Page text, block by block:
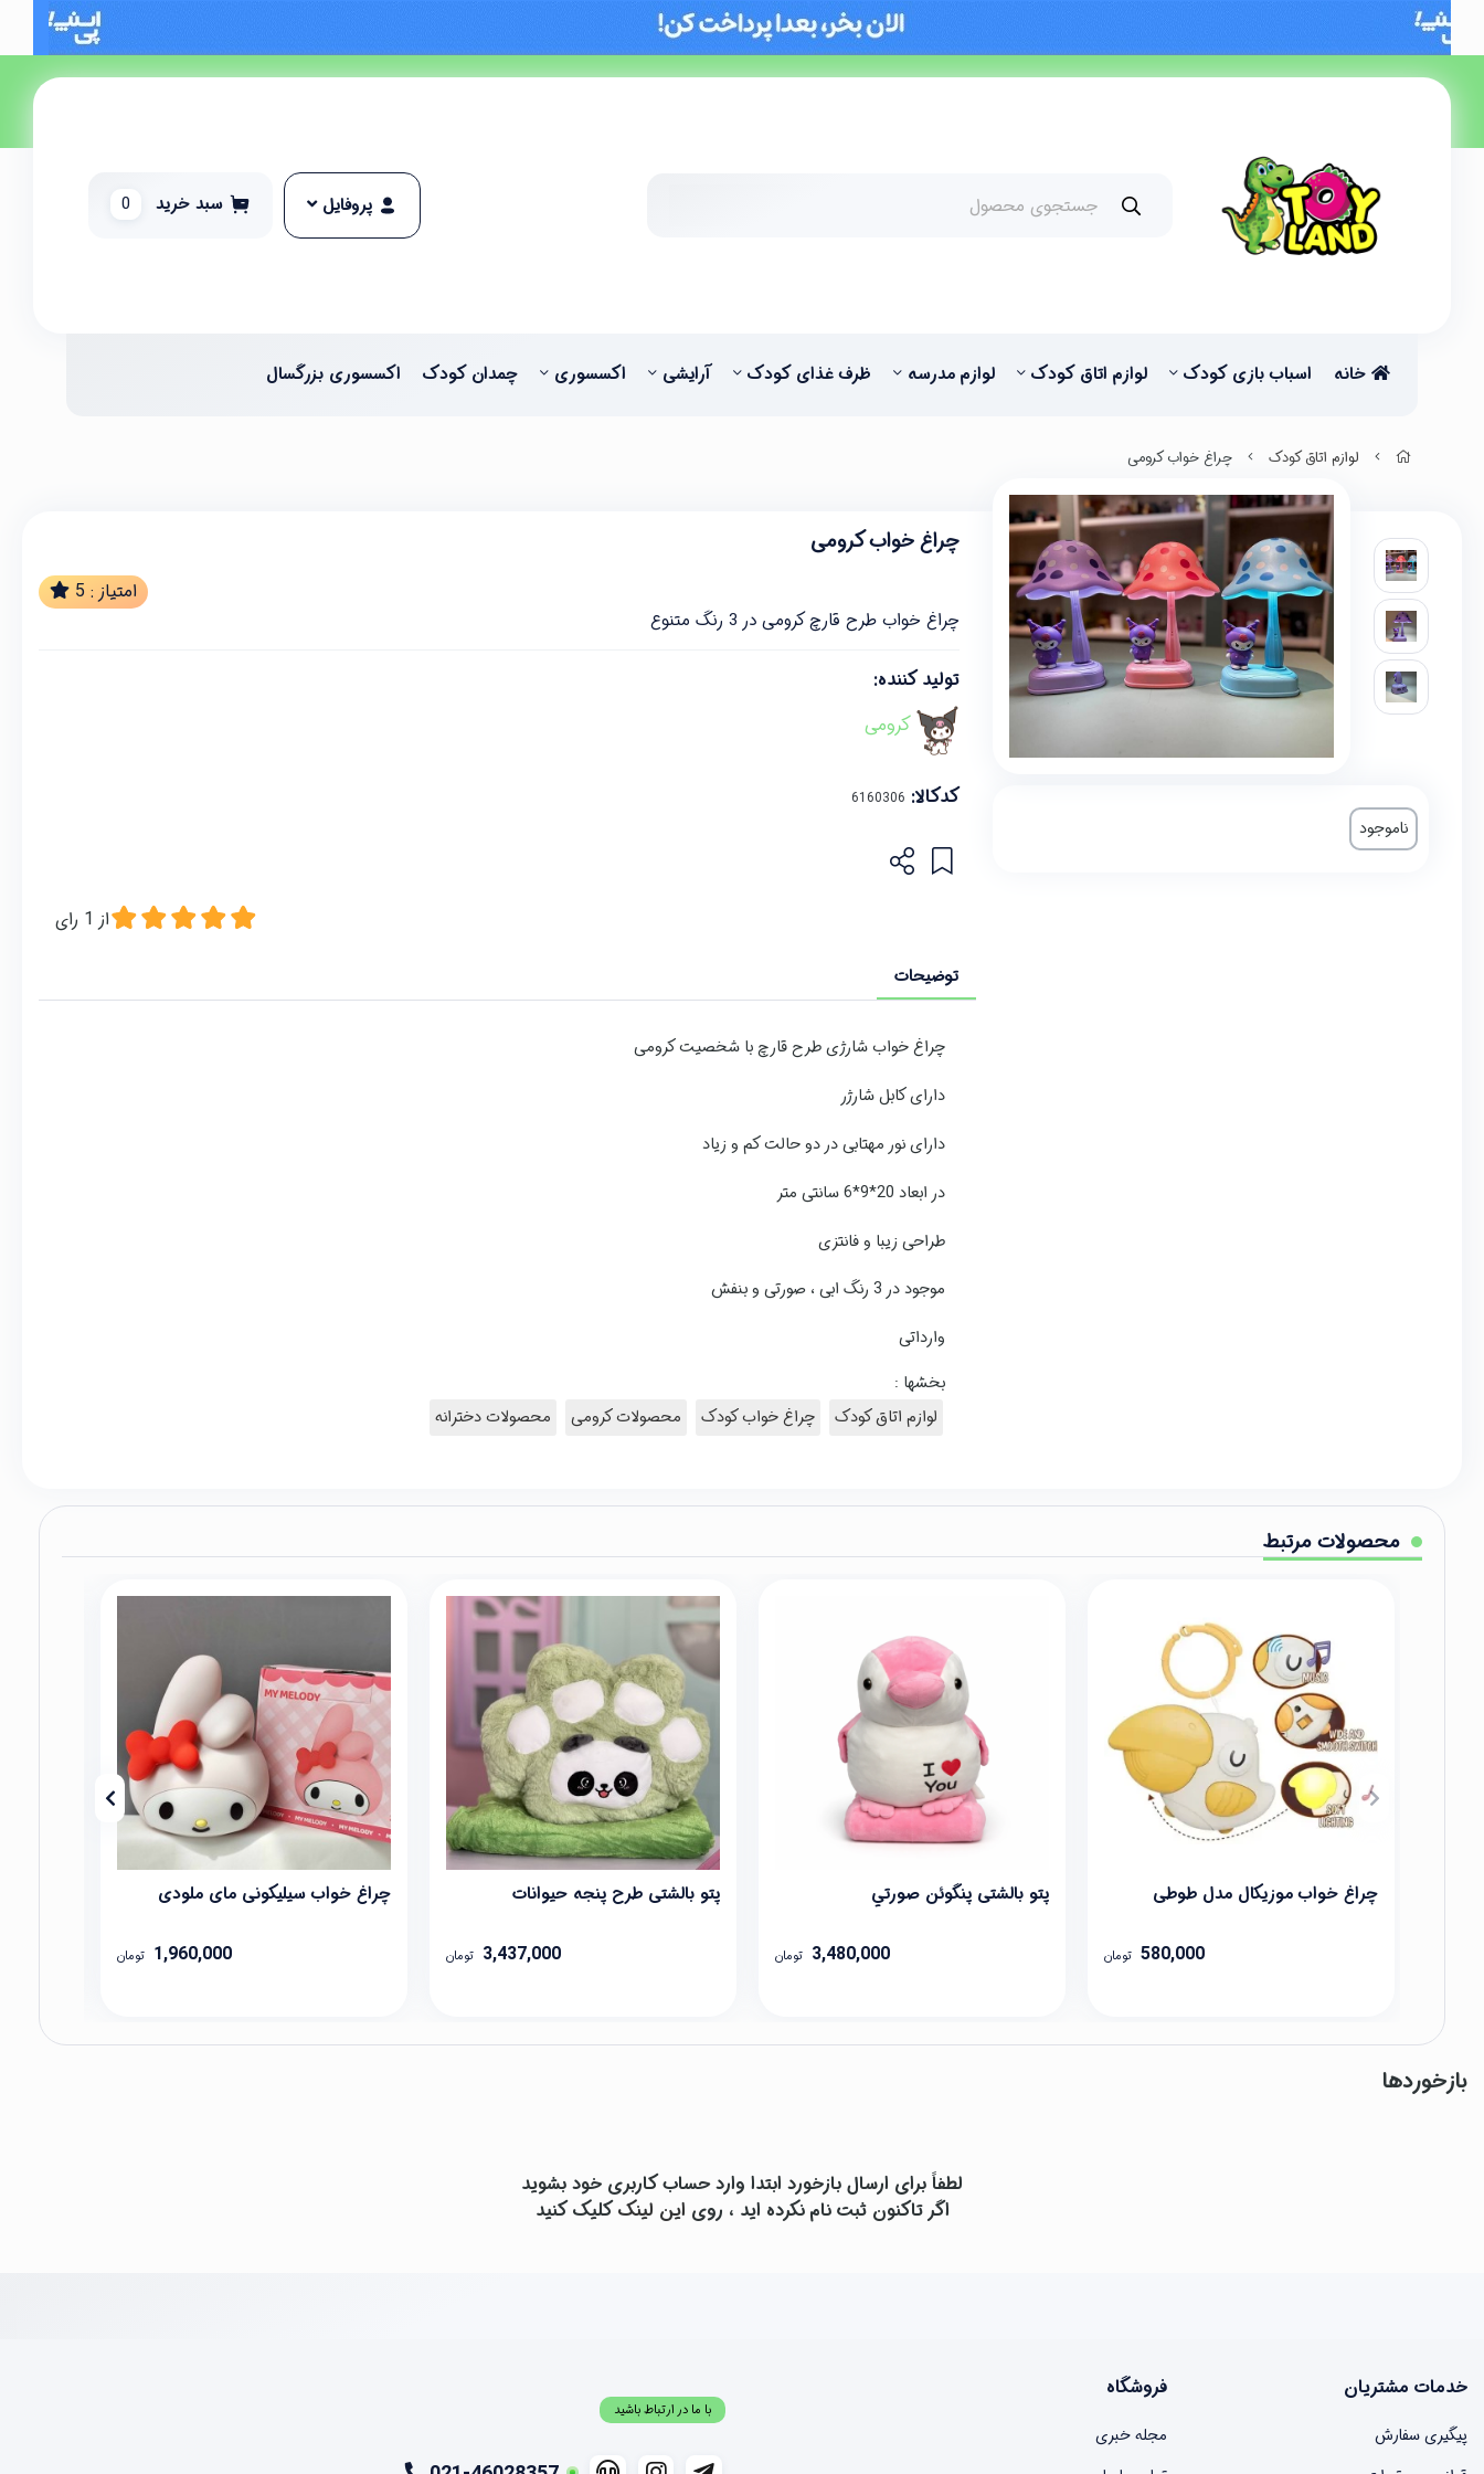
پروفایل سبد خرید 0
خانه اسباب بازی کودک لوازم اتاق کودک لوازم مدرسه ظرف غذای کودک آرایشی اکسسوری چمدان کودک اکسسوری بزرگسال
لوازم اتاق کودک چراغ خواب کرومی
ناموجود
چراغ خواب کرومی
امتیاز : 5
چراغ خواب طرح قارچ کرومی در 3 رنگ متنوع
تولید کننده:
کرومی
کدکالا:
از 1 رای
توضیحات
چراغ خواب شارژی طرح قارچ با شخصیت کرومی
دارای کابل شارژر
دارای نور مهتابی در دو حالت کم و زیاد
در ابعاد 20*9*6 سانتی متر
طراحی زیبا و فانتزی
موجود در 3 رنگ ابی ، صورتی و بنفش
وارداتی
بخشها :
لوازم اتاق کودک
چراغ خواب کودک محصولات کرومی محصولات دخترانه
محصولات مرتبط
چراغ خواب موزیکال مدل طوطی
580,000 تومان
پتو بالشتی پنگوئن صورتي
3,480,000 تومان
پتو بالشتی طرح پنجه حیوانات
3,437,000 تومان
چراغ خواب سیلیکونی مای ملودی
1,960,000 تومان
بازخوردها
لطفاً برای ارسال بازخورد ابتدا وارد حساب کاربری خود بشوید
اگر تاکنون ثبت نام نکرده اید ، روی این لینککلیک کنید
خدمات مشتریان
پیگیری سفارش
فروشگاه
مجله خبری
با ما در ارتباط باشید